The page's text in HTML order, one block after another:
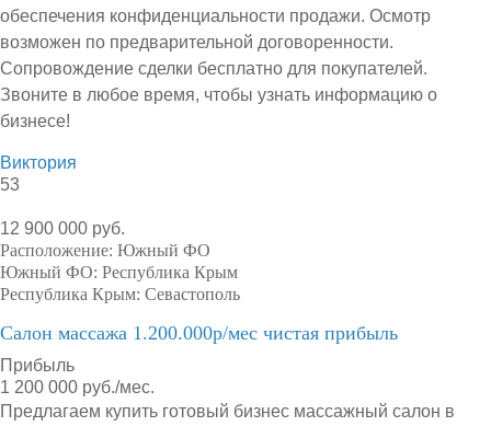
обеспечения конфиденциальности продажи. Осмотр
возможен по предварительной договоренности.
Сопровождение сделки бесплатно для покупателей.
Звоните в любое время, чтобы узнать информацию о
бизнесе!
Виктория
53
12 900 000 руб.
Расположение: Южный ФО
Южный ФО: Республика Крым
Республика Крым: Севастополь
Салон массажа 1.200.000р/мес чистая прибыль
Прибыль
1 200 000 руб./мес.
Предлагаем купить готовый бизнес массажный салон в